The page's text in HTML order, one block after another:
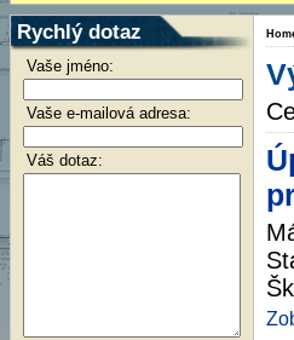
Rychlý dotaz
Vaše jméno:
Vaše e-mailová adresa:
Váš dotaz: